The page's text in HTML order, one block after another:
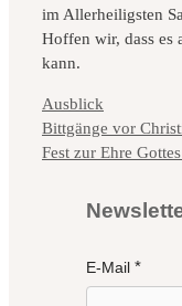
im Allerheiligsten
Hoffen wir, dass es
kann.
Kategorien
Ausblick
Bittgänge vor
Fest zur Ehre
E-Mail